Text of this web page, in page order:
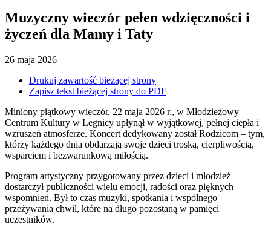
Muzyczny wieczór pełen wdzięczności i
życzeń dla Mamy i Taty
26 maja 2026
Drukuj zawartość bieżącej strony
Zapisz tekst bieżącej strony do PDF
Miniony piątkowy wieczór, 22 maja 2026 r., w Młodzieżowy
Centrum Kultury w Legnicy upłynął w wyjątkowej, pełnej ciepła i
wzruszeń atmosferze. Koncert dedykowany został Rodzicom – tym,
którzy każdego dnia obdarzają swoje dzieci troską, cierpliwością,
wsparciem i bezwarunkową miłością.
Program artystyczny przygotowany przez dzieci i młodzież
dostarczył publiczności wielu emocji, radości oraz pięknych
wspomnień. Był to czas muzyki, spotkania i wspólnego
przeżywania chwil, które na długo pozostaną w pamięci
uczestników.